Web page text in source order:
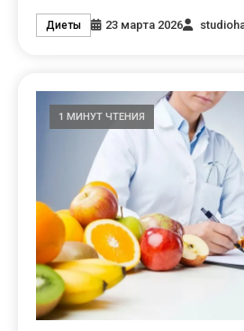
Диеты 23 марта 2026
1 МИНУТ ЧТЕНИЯ